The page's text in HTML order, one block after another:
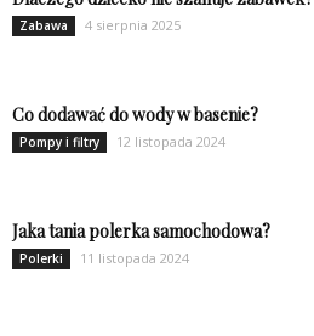
Zabawa 4 sierpnia 2025
Co dodawać do wody w basenie?
Pompy i filtry 12 listopada 2024
Jaka tania polerka samochodowa?
Polerki 11 listopada 2024